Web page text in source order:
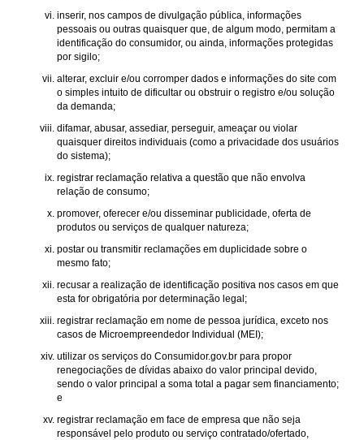
inserir, nos campos de divulgação pública, informações
pessoais ou outras quaisquer que, de algum modo, permitam a
identificação do consumidor, ou ainda, informações protegidas
por sigilo;
alterar, excluir e/ou corromper dados e informações do site com
o simples intuito de dificultar ou obstruir o registro e/ou solução
da demanda;
difamar, abusar, assediar, perseguir, ameaçar ou violar
quaisquer direitos individuais (como a privacidade dos usuários
do sistema);
registrar reclamação relativa a questão que não envolva
relação de consumo;
promover, oferecer e/ou disseminar publicidade, oferta de
produtos ou serviços de qualquer natureza;
postar ou transmitir reclamações em duplicidade sobre o
mesmo fato;
recusar a realização de identificação positiva nos casos em que
esta for obrigatória por determinação legal;
registrar reclamação em nome de pessoa jurídica, exceto nos
casos de Microempreendedor Individual (MEI);
utilizar os serviços do Consumidor.gov.br para propor
renegociações de dívidas abaixo do valor principal devido,
sendo o valor principal a soma total a pagar sem financiamento;
e
registrar reclamação em face de empresa que não seja
responsável pelo produto ou serviço contratado/ofertado,